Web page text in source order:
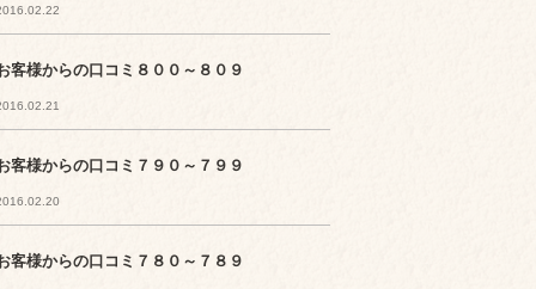
客様からの口コミ８００～８０９
客様からの口コミ７９０～７９９
客様からの口コミ７８０～７８９